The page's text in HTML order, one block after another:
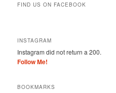
FIND US ON FACEBOOK
INSTAGRAM
Instagram did not return a 200.
Follow Me!
BOOKMARKS